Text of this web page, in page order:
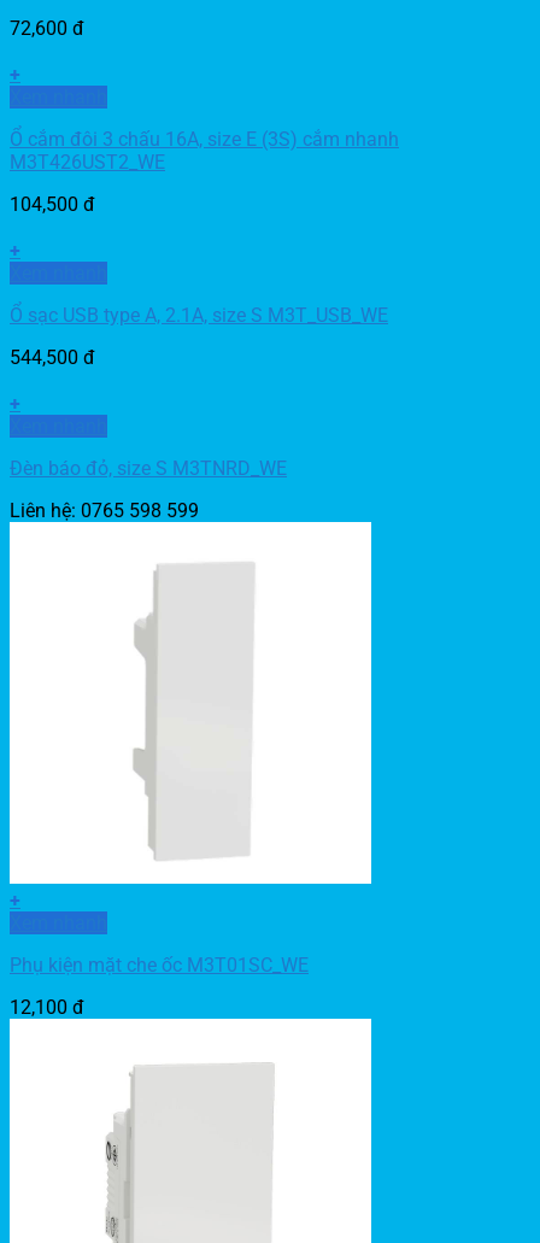
72,600 đ
+
Ổ cắm đôi 3 chấu 16A, size E (3S) cắm nhanh
M3T426UST2_WE
104,500 đ
+
Ổ sạc USB type A, 2.1A, size S M3T_USB_WE
544,500 đ
+
Đèn báo đỏ, size S M3TNRD_WE
Liên hệ: 0765 598 599
+
Phụ kiện mặt che ốc M3T01SC_WE
12,100 đ